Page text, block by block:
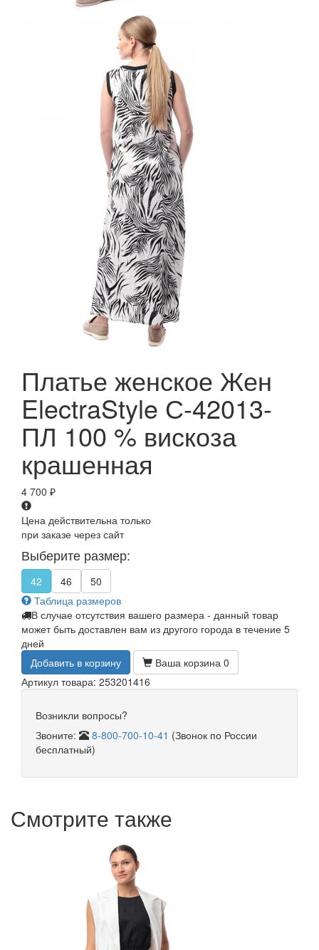
Платье женское Жен
ElectraStyle С-42013-
ПЛ 100 % вискоза
крашенная
4 700 ₽
Цена действительна только
при заказе через сайт
Выберите размер:
42 46
50
Таблица размеров
В случае отсутствия вашего размера - данный товар
может быть доставлен вам из другого города в течение 5
дней
Добавить в корзину
Ваша корзина 0
Артикул товара: 253201416
Возникли вопросы?
Звоните:
8-800-700-10-41 (Звонок по России
бесплатный)
Смотрите также